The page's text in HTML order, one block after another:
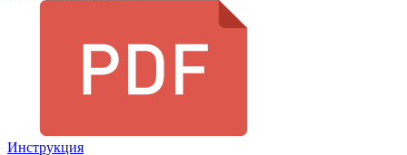
Инструкция